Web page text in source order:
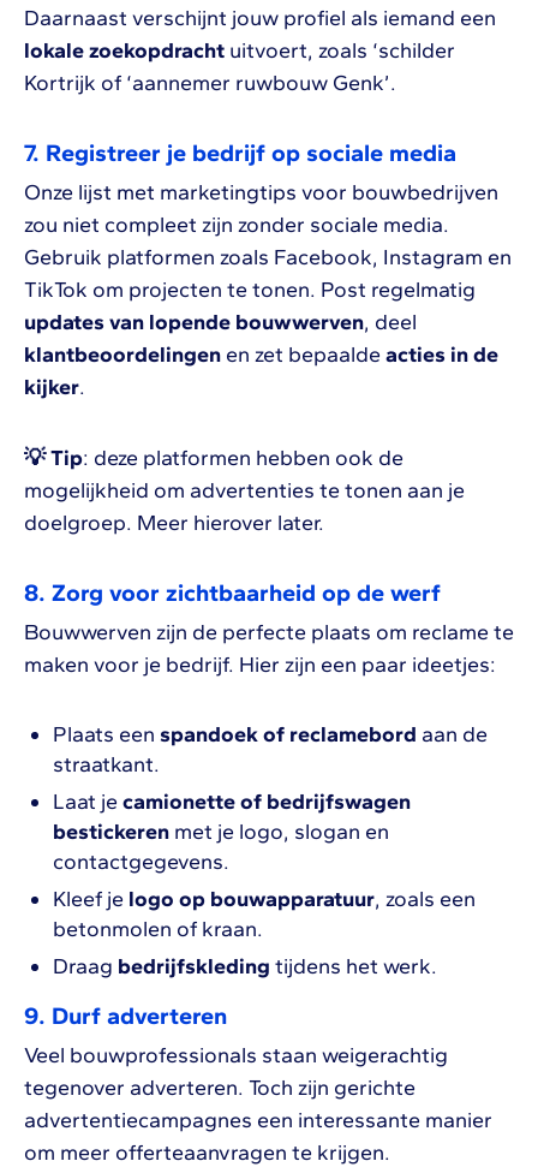
Daarnaast verschijnt jouw profiel als iemand een
lokale zoekopdracht uitvoert, zoals ‘schilder
Kortrijk of ‘aannemer ruwbouw Genk’.
7. Registreer je bedrijf op sociale media
Onze lijst met marketingtips voor bouwbedrijven
zou niet compleet zijn zonder sociale media.
Gebruik platformen zoals Facebook, Instagram en
TikTok om projecten te tonen. Post regelmatig
updates van lopende bouwwerven, deel
klantbeoordelingen en zet bepaalde acties in de
kijker.
💡 Tip: deze platformen hebben ook de
mogelijkheid om advertenties te tonen aan je
doelgroep. Meer hierover later.
8. Zorg voor zichtbaarheid op de werf
Bouwwerven zijn de perfecte plaats om reclame te
maken voor je bedrijf. Hier zijn een paar ideetjes:
Plaats een spandoek of reclamebord aan de
straatkant.
Laat je camionette of bedrijfswagen
bestickeren met je logo, slogan en
contactgegevens.
Kleef je logo op bouwapparatuur, zoals een
betonmolen of kraan.
Draag bedrijfskleding tijdens het werk.
9. Durf adverteren
Veel bouwprofessionals staan weigerachtig
tegenover adverteren. Toch zijn gerichte
advertentiecampagnes een interessante manier
om meer offerteaanvragen te krijgen.